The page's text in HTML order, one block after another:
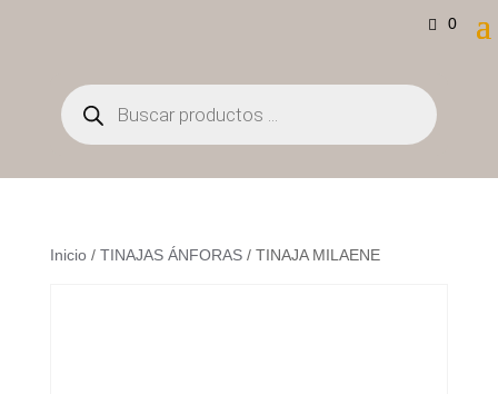
0
Búsqueda
de
productos
Inicio/ TINAJAS ÁNFORAS/ TINAJA MILAENE